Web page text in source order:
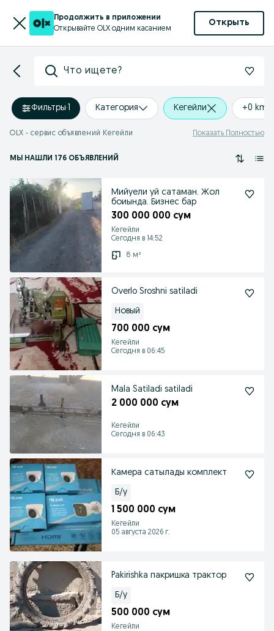
Продолжить в приложении
Открывайте OLX одним касанием
Открыть
Что ищете?
Фильтры·1 Категория Кегейли +0 km
OLX - сервис объявлений Кегейли Показать Полностью
МЫ НАШЛИ 176 ОБЪЯВЛЕНИЙ
Мийуели уй сатаман. Жол
боиында. Бизнес бар
300 000 000 сум
Кегейли
Сегодня в 14:52
8 м²
Overlo Sroshni satiladi
Новый
700 000 сум
Кегейли
Сегодня в 06:45
Mala Satiladi satiladi
2 000 000 сум
Кегейли
Сегодня в 06:43
Камера сатылады комплект
Б/у
1 500 000 сум
Кегейли
05 августа 2026 г.
Pakirishka пакришка трактор
Б/у
500 000 сум
Кегейли